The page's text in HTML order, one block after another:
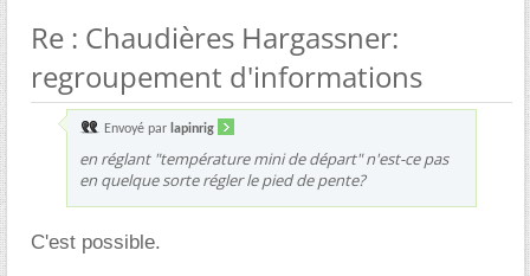
Re : Chaudières Hargassner:
regroupement d'informations
Envoyé par lapinrig
en réglant "température mini de départ" n'est-ce pas
en quelque sorte régler le pied de pente?
C'est possible.